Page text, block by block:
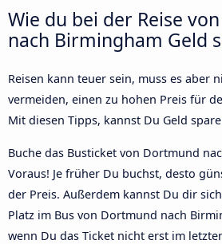
Wie du bei der Reise
nach Birmingham Geld
Reisen kann teuer sein, muss es aber
vermeiden, einen zu hohen Preis für
Mit diesen Tipps, kannst Du Geld
Buche das Busticket von Dortmund
Voraus! Je früher Du buchst, desto
der Preis. Außerdem kannst Du dir
Platz im Bus von Dortmund nach
wenn Du das Ticket nicht erst im